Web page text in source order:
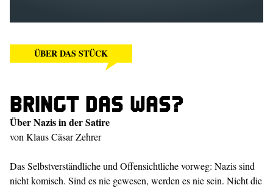
ÜBER DAS STÜCK
Bringt das was?
Über Nazis in der Satire
von Klaus Cäsar Zehrer
Das Selbstverständliche und Offensichtliche vorweg: Nazis sind
nicht komisch. Sind es nie gewesen, werden es nie sein. Nicht die